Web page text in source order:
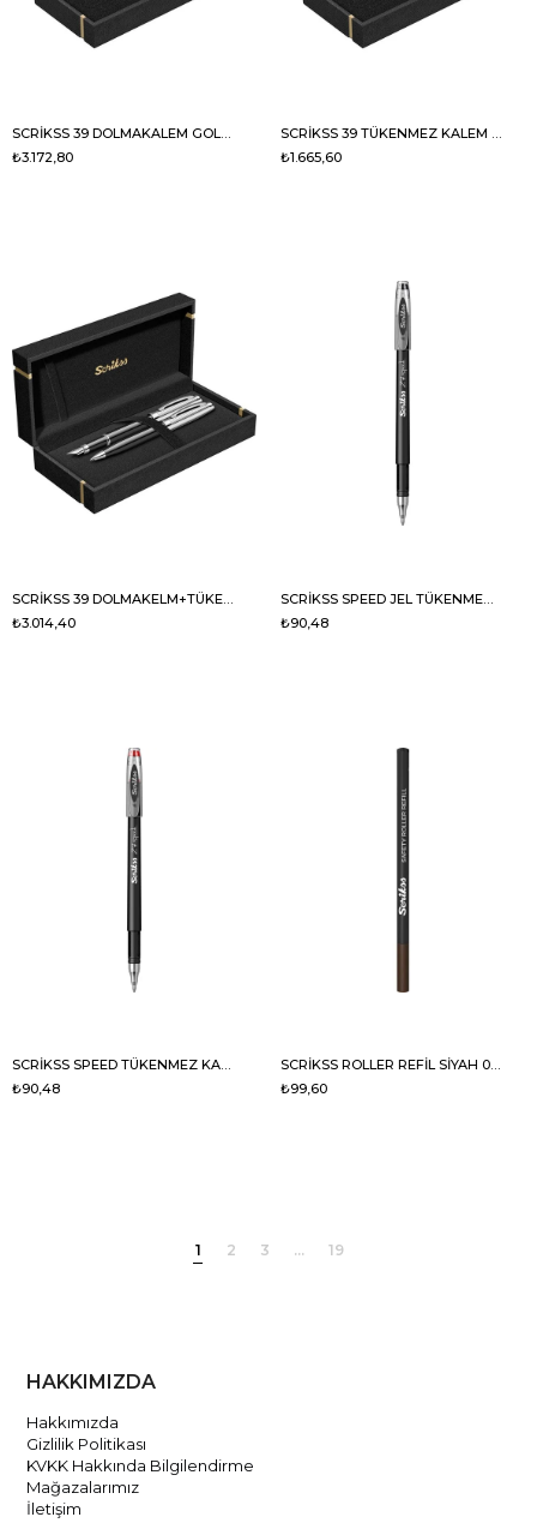
SCRİKSS 39 DOLMAKALEM GOLD KROM LÜX KUTU
₺3.172,80
SCRİKSS 39 TÜKENMEZ KALEM SİYAH KROM
₺1.665,60
SCRİKSS 39 DOLMAKELM+TÜKENMEZ SET SİYAH KROM
₺3.014,40
SCRİKSS SPEED JEL TÜKENMEZ KALEM 0,7MM SİYAH
₺90,48
SCRİKSS SPEED TÜKENMEZ KALEM 0.7MM KIRMIZI
₺90,48
SCRİKSS ROLLER REFİL SİYAH 0,7 MM
₺99,60
1 2 3 ... 19
HAKKIMIZDA
Hakkımızda
Gizlilik Politikası
KVKK Hakkında Bilgilendirme
Mağazalarımız
İletişim